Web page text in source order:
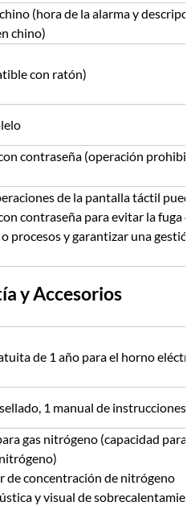
(hora de la alarma y
chino)
con ratón)
contraseña (operación
de la pantalla táctil
contraseña para evitar la fuga
procesos y garantizar una gestión
y Accesorios
de 1 año para el horno
1 manual de instrucciones
gas nitrógeno (capacidad para
de concentración de nitrógeno
y visual de